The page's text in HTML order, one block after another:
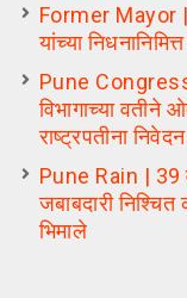
Former Mayor |
यांच्या
Pune
विभागाच्या वतीने
राष्ट्रपतीना निवेदन
Pune Rain | 39
जबाबदारी
भिमाले